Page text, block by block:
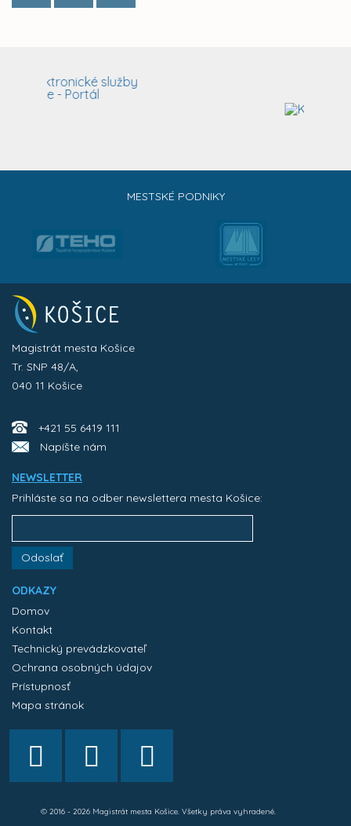
MESTSKÉ PODNIKY
Magistrát mesta Košice
Tr. SNP 48/A,
040 11 Košice
+421 55 6419 111
Napíšte nám
NEWSLETTER
Prihláste sa na odber newslettera mesta Košice:
Odoslať
ODKAZY
Domov
Kontakt
Technický prevádzkovateľ
Ochrana osobných údajov
Prístupnosť
Mapa stránok
© 2016 - 2026 Magistrát mesta Košice. Všetky práva vyhradené.